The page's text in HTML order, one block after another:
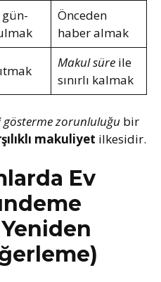
Önceden
haber almak
Makul süreile
sınırlı kalmak
gösterme zorunluluğu bir
makuliyet ilkesidir.
Ev